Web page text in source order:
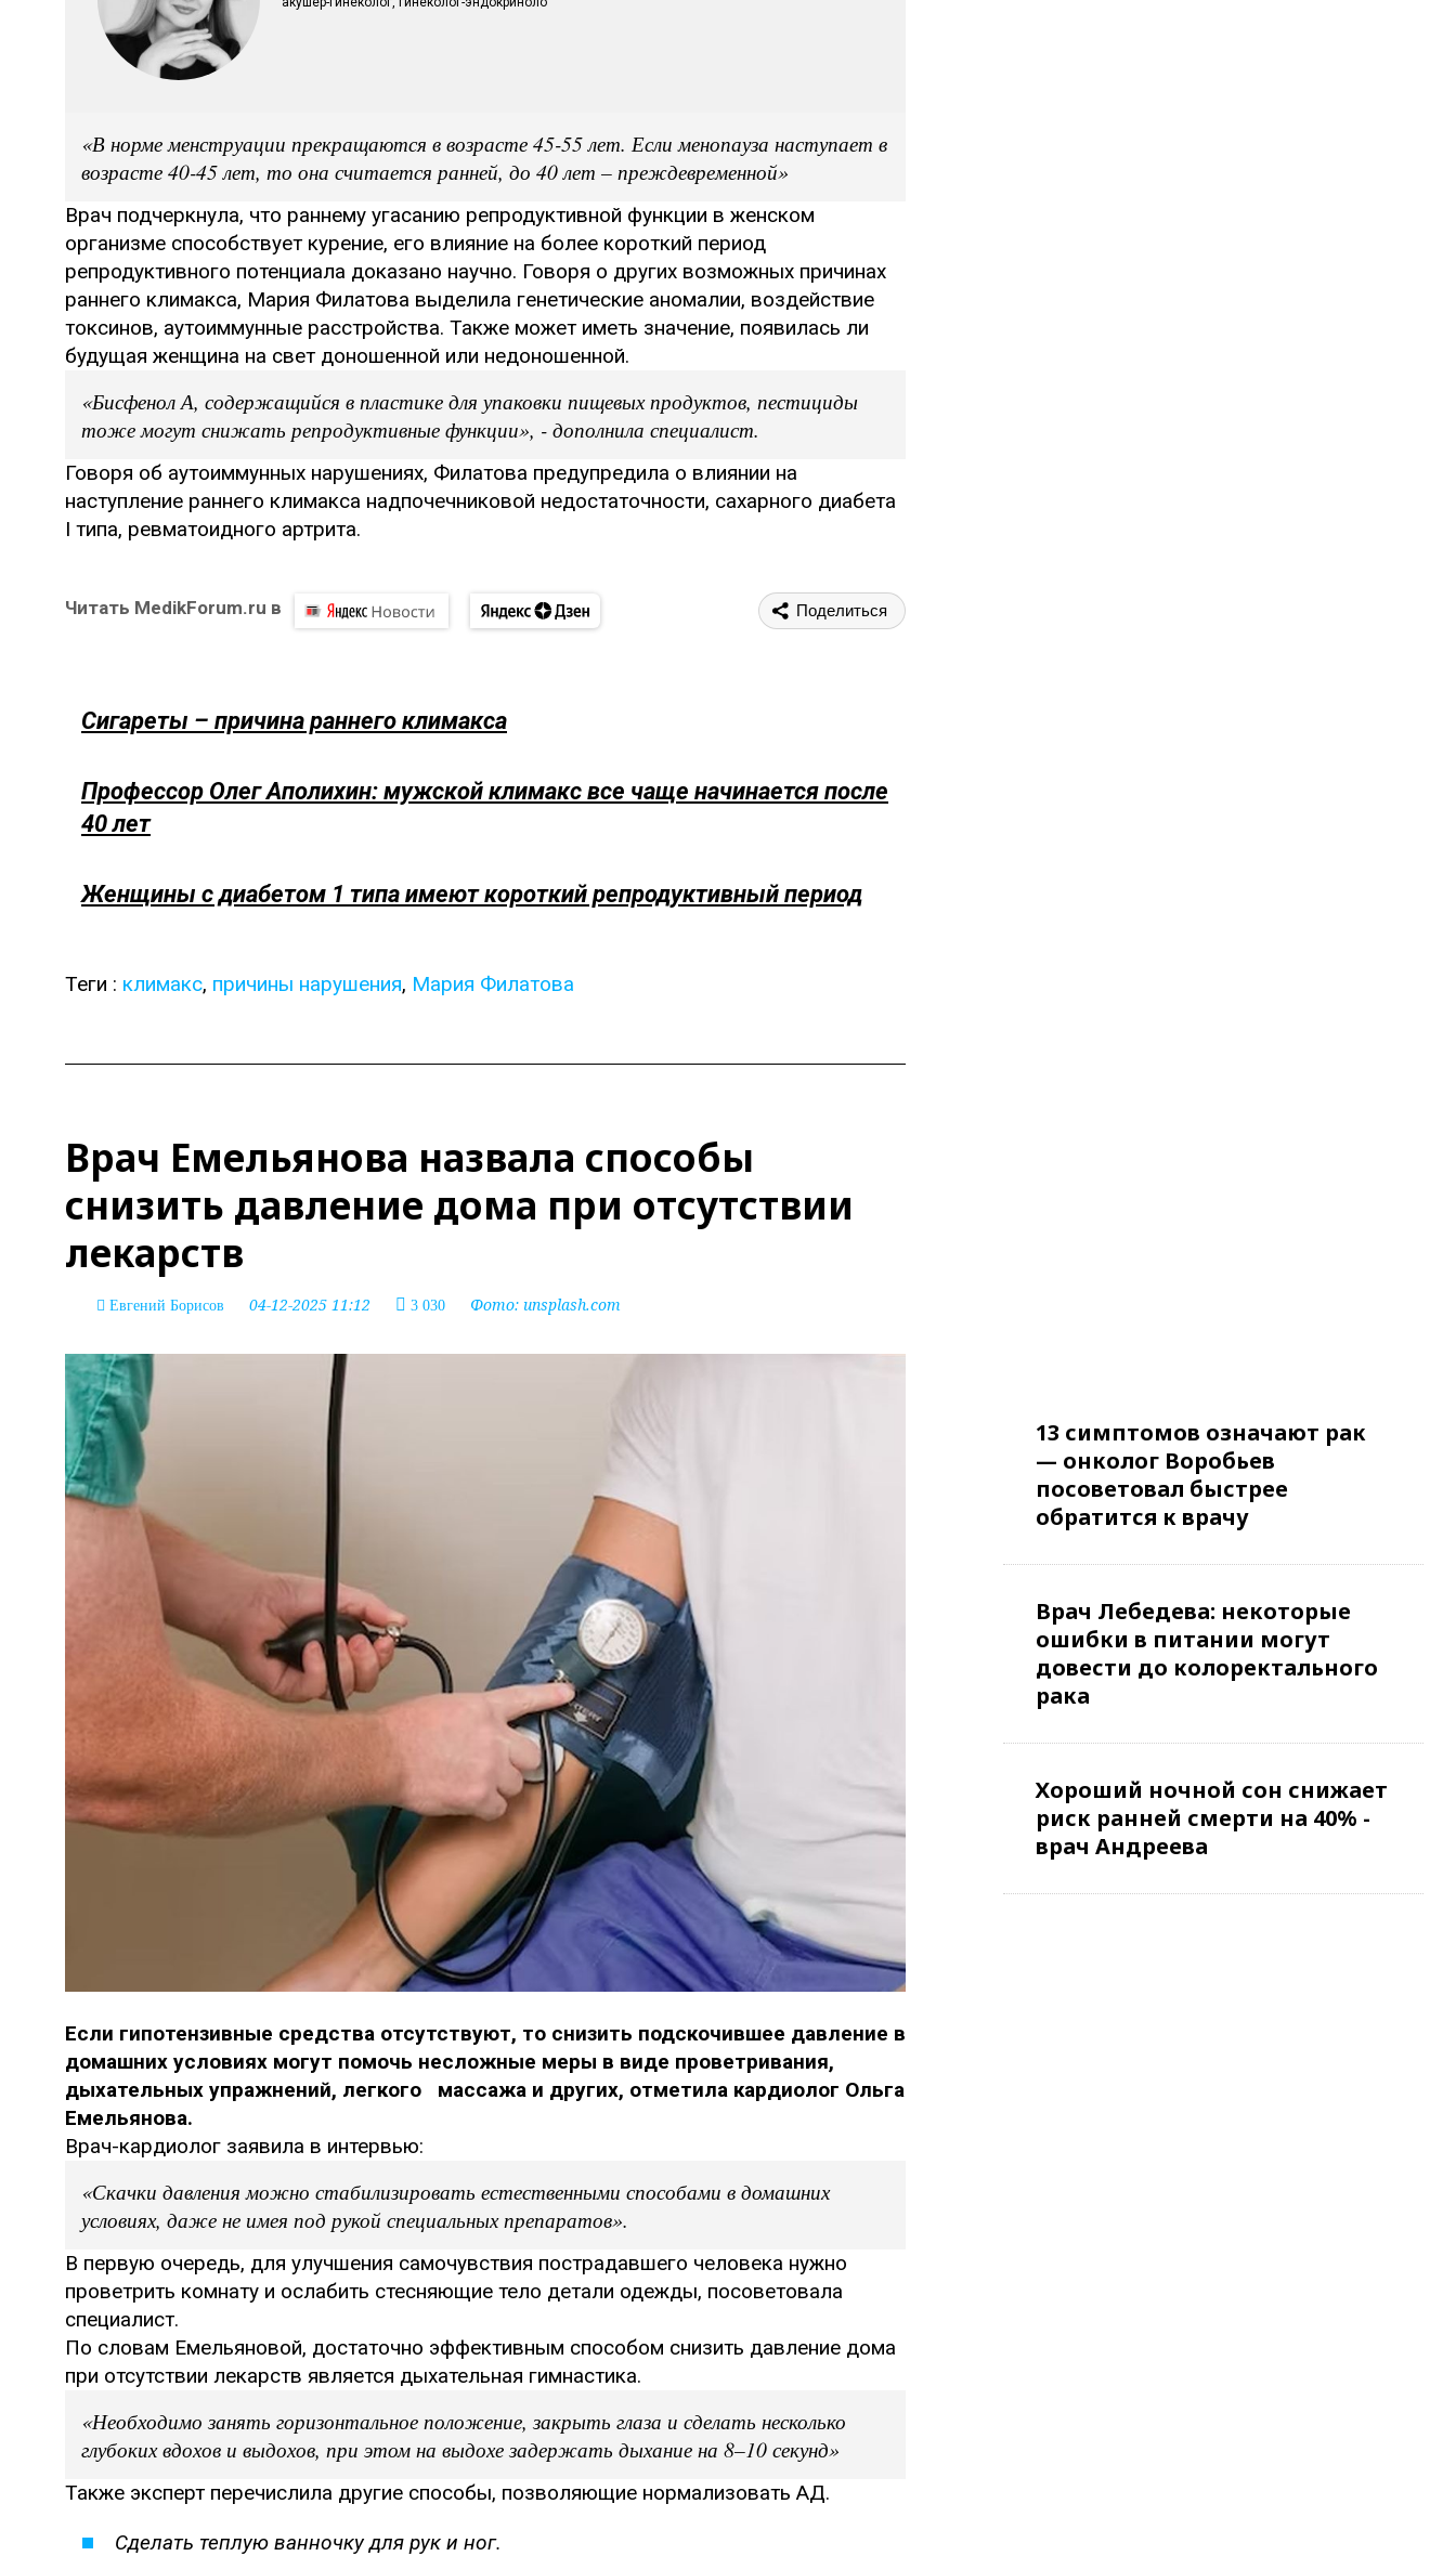
«В норме менструации прекращаются в возрасте 45-55 лет. Если менопауза наступает в
возрасте 40-45 лет, то она считается ранней, до 40 лет – преждевременной»
Врач подчеркнула, что раннему угасанию репродуктивной функции в женском
организме способствует курение, его влияние на более короткий период
репродуктивного потенциала доказано научно. Говоря о других возможных причинах
раннего климакса, Мария Филатова выделила генетические аномалии, воздействие
токсинов, аутоиммунные расстройства. Также может иметь значение, появилась ли
будущая женщина на свет доношенной или недоношенной.
«Бисфенол А, содержащийся в пластике для упаковки пищевых продуктов, пестициды
тоже могут снижать репродуктивные функции», - дополнила специалист.
Говоря об аутоиммунных нарушениях, Филатова предупредила о влиянии на
наступление раннего климакса надпочечниковой недостаточности, сахарного диабета
I типа, ревматоидного артрита.
Читать MedikForum.ru в Поделиться
Сигареты – причина раннего климакса
Профессор Олег Аполихин: мужской климакс все чаще начинается после
40 лет
Женщины с диабетом 1 типа имеют короткий репродуктивный период
Теги : климакс, причины нарушения, Мария Филатова
Врач Емельянова назвала способы
снизить давление дома при отсутствии
лекарств
Евгений Борисов 04-12-2025 11:12 3 030 Фото: unsplash.com
Если гипотензивные средства отсутствуют, то снизить подскочившее давление в
домашних условиях могут помочь несложные меры в виде проветривания,
дыхательных упражнений, легкого массажа и других, отметила кардиолог Ольга
Емельянова.
Врач-кардиолог заявила в интервью:
«Скачки давления можно стабилизировать естественными способами в домашних
условиях, даже не имея под рукой специальных препаратов».
В первую очередь, для улучшения самочувствия пострадавшего человека нужно
проветрить комнату и ослабить стесняющие тело детали одежды, посоветовала
специалист.
По словам Емельяновой, достаточно эффективным способом снизить давление дома
при отсутствии лекарств является дыхательная гимнастика.
«Необходимо занять горизонтальное положение, закрыть глаза и сделать несколько
глубоких вдохов и выдохов, при этом на выдохе задержать дыхание на 8–10 секунд»
Также эксперт перечислила другие способы, позволяющие нормализовать АД.
Сделать теплую ванночку для рук и ног.
13 симптомов означают рак
— онколог Воробьев
посоветовал быстрее
обратится к врачу
Врач Лебедева: некоторые
ошибки в питании могут
довести до колоректального
рака
Хороший ночной сон снижает
риск ранней смерти на 40% -
врач Андреева